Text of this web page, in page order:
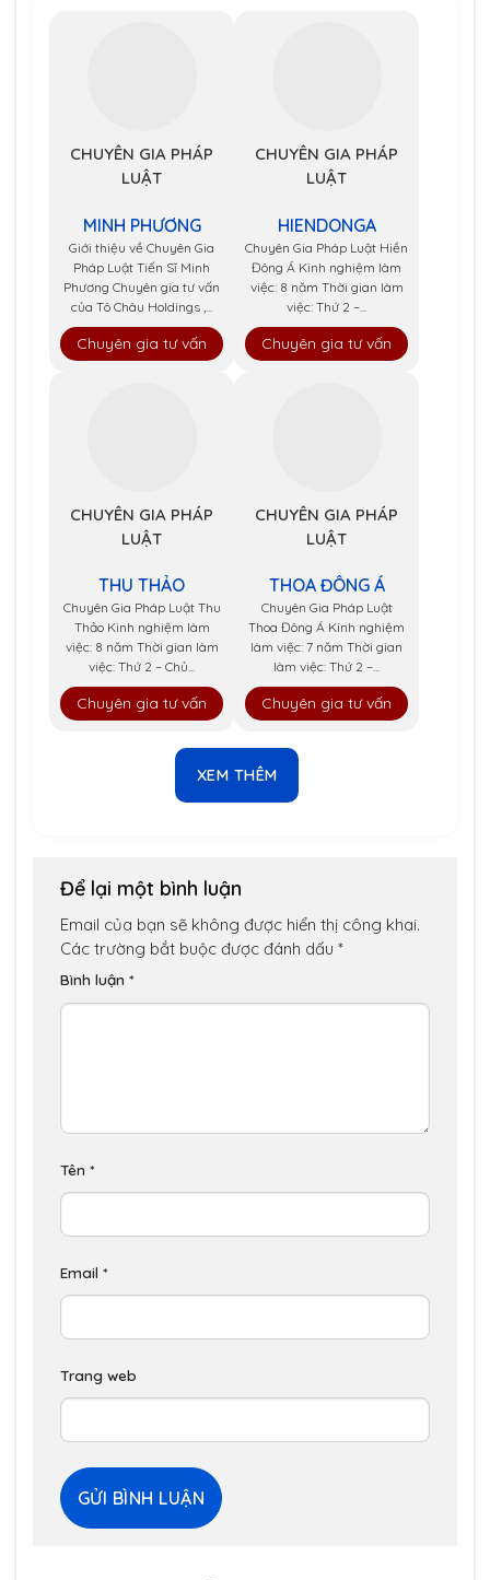
CHUYÊN GIA PHÁP
LUẬT
MINH PHƯƠNG
Giới thiệu về Chuyên Gia
Pháp Luật Tiến Sĩ Minh
Phương Chuyên gia tư vấn
của Tô Châu Holdings ,...
Chuyên gia tư vấn
CHUYÊN GIA PHÁP
LUẬT
HIENDONGA
Chuyên Gia Pháp Luật Hiền
Đông Á Kinh nghiệm làm
việc: 8 năm Thời gian làm
việc: Thứ 2 –...
Chuyên gia tư vấn
CHUYÊN GIA PHÁP
LUẬT
THU THẢO
Chuyên Gia Pháp Luật Thu
Thảo Kinh nghiệm làm
việc: 8 năm Thời gian làm
việc: Thứ 2 – Chủ...
Chuyên gia tư vấn
CHUYÊN GIA PHÁP
LUẬT
THOA ĐÔNG Á
Chuyên Gia Pháp Luật
Thoa Đông Á Kinh nghiệm
làm việc: 7 năm Thời gian
làm việc: Thứ 2 –...
Chuyên gia tư vấn
XEM THÊM
Để lại một bình luận
Email của bạn sẽ không được hiển thị công khai.
Các trường bắt buộc được đánh dấu *
Bình luận *
Tên *
Email *
Trang web